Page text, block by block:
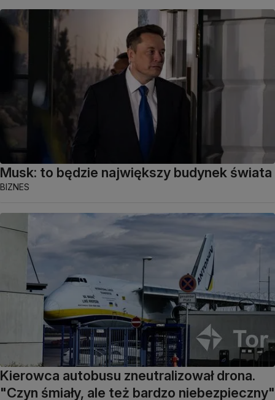
Musk: to będzie największy budynek świata
BIZNES
Kierowca autobusu zneutralizował drona.
"Czyn śmiały, ale też bardzo niebezpieczny"